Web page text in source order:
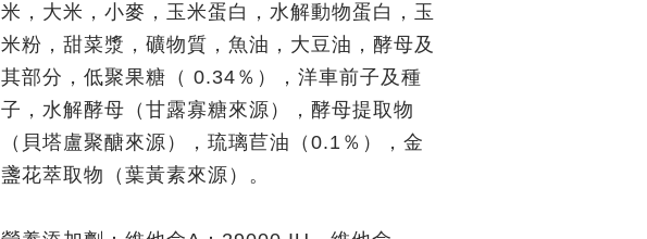
米，大米，小麥，玉米蛋白，水解動物蛋白，玉
米粉，甜菜漿，礦物質，魚油，大豆油，酵母及
其部分，低聚果糖（ 0.34％），洋車前子及種
子，水解酵母（甘露寡糖來源），酵母提取物
（貝塔盧聚醣來源），琉璃苣油（0.1％），金
盞花萃取物（葉黃素來源）。